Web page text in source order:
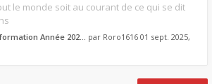
le monde soit au courant de ce qui se dit
Année 202… par Roro1616 01 sept. 2025,